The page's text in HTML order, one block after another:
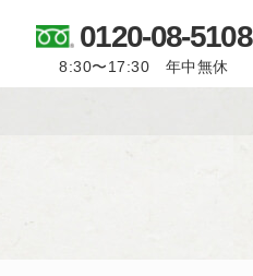
0120-08-5108
8:30〜17:30 年中無休